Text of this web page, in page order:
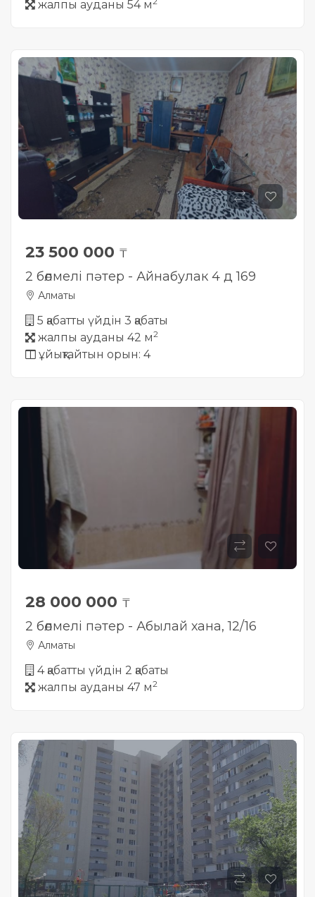
жалпы ауданы 54 м
23 500 000 ₸
2 бөлмелі пәтер - Айнабулак 4 д 169
Алматы
5 қабатты үйдін 3 қабаты
жалпы ауданы 42 м2
ұйықтайтын орын: 4
28 000 000 ₸
2 бөлмелі пәтер - Абылай хана, 12/16
Алматы
4 қабатты үйдін 2 қабаты
жалпы ауданы 47 м2